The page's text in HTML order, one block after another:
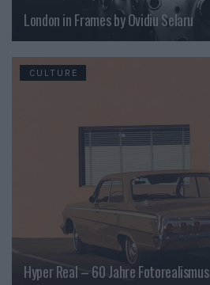
London in Frames by Ovidiu Selaru
CULTURE
Hyper Real – 60 Jahre Fotorealismus